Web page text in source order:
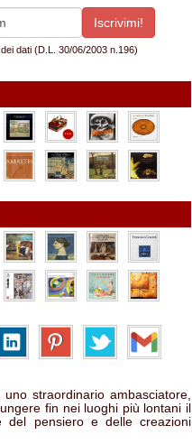
dati (D.L. 30/06/2003 n.196)
straordinario ambasciatore,
fin nei luoghi più lontani il
del pensiero e delle creazioni